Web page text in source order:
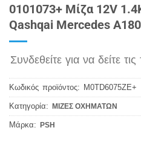
0101073+ Μίζα 12V
Qashqai Mercedes
Συνδεθείτε για να δείτε τις
Κωδικός προϊόντος: M0TD6075ZE+
Κατηγορία: ΜΙΖΕΣ ΟΧΗΜΑΤΩΝ
Μάρκα: PSH